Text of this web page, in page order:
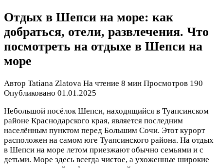
Отдых в Шепси на море: как
добраться, отели, развлечения. Что
посмотреть на отдыхе в Шепси на
море
Автор Tatiana Zlatova На чтение 8 мин Просмотров 190
Опубликовано 01.01.2025
Небольшой посёлок Шепси, находящийся в Туапсинском
районе Краснодарского края, является последним
населённым пунктом перед Большим Сочи. Этот курорт
расположен на самом юге Туапсинского района. На отдых
в Шепси на море летом приезжают обычно семьями и с
детьми. Море здесь всегда чистое, а ухоженные широкие